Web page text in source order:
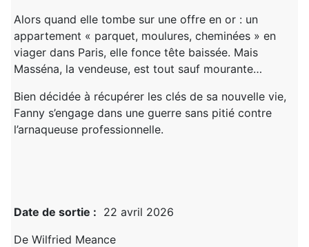
Alors quand elle tombe sur une offre en or : un
appartement « parquet, moulures, cheminées » en
viager dans Paris, elle fonce tête baissée. Mais
Masséna, la vendeuse, est tout sauf mourante…
Bien décidée à récupérer les clés de sa nouvelle vie,
Fanny s’engage dans une guerre sans pitié contre
l’arnaqueuse professionnelle.
Date de sortie : 22 avril 2026
De Wilfried Meance